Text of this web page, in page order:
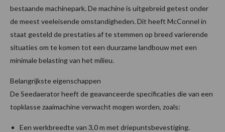
bestaande machinepark. De machine is uitgebreid getest onder
de meest veeleisende omstandigheden. Dit heeft McConnel in
staat gesteld de prestaties af te stemmen op breed varierende
situaties om te komen tot een duurzame landbouw met een
minimale belasting van het milieu.
Belangrijkste eigenschappen
De Seedaerator heeft de geavanceerde specificaties die van een
topklasse zaaimachine verwacht mogen worden, zoals:
Een werkbreedte van 3,0 m met driepuntsbevestiging.